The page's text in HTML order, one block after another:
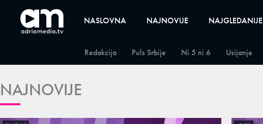
NASLOVNA NAJNOVIJE NAJGLEDANIJE
Redakcija Puls Srbije Ni 5 ni 6 Usijanje
NAJNOVIJE